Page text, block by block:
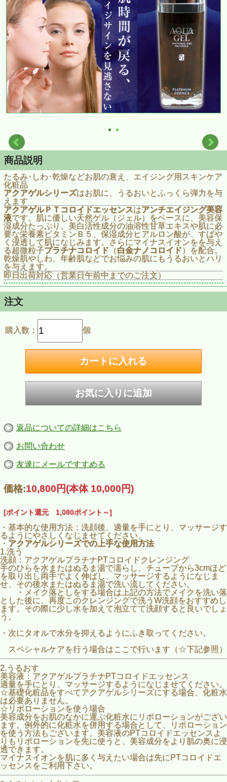
商品説明
たるみ･しわ･乾燥などお肌の衰え、エイジング用スキンケア
化粧品
アクアゲルシリーズはお肌に、うるおいとふっくら弾力を与
えます
アクアゲルＰＴコロイドエッセンスはアンチエイジング美容
液です。肌に優しい天然ゲル（ジェル）をベースに、美容保
湿成分たっぷり。美白活性成分の油溶性甘草エキスや肌に必
要な栄養素ビタミンＢ５、保湿成分ヒアルロン酸が、すばや
く浸透して肌になじみます。さらにマイナスイオンをを与え
る超微粒子プラチナコロイド （白金ナノコロイド）を配合。
乾燥肌やしわ、年齢肌などでお悩みの肌にもうるおいとハリ
を与えます。
即日出荷対応（営業日午前中までのご注文）
注文
購入数： 個
返品についての詳細はこちら
お問い合わせ
友達にメールですすめる
価格:10,800円(本体 10,000円)
[ポイント還元 1,080ポイント～]
・基本的な使用方法：洗顔後、適量を手にとり、マッサージす
るようにやさしくなじませてください。
・ アクアゲルシリーズでの上手な使用方法
1.洗う
洗顔：アクアゲルプラチナPTコロイドクレンジング
手のひらを水またはぬるま湯で濡らし、チューブから3cmほど
を取り出し両手でよく伸ばし、マッサージするようになじま
せ、その後水またはぬるま湯で洗い流してください。
・メイク落としをする場合は上記の方法でメイクを洗い落
とした後に、再度このクレンジングで洗うW洗顔をおすすめし
ます。その際に少し水を加えて泡立てて洗顔すると良いでしょ
う。
・次にタオルで水分を抑えるようにふき取ってください。
スペシャルケアを行う場合はここで行います（☆下記参照）
2.うるおす
美容液：アクアゲルプラチナPTコロイドエッセンス
適量を手にとり、マッサージするようになじませてください。
☆基礎化粧品をすべてアクアゲルシリーズにする場合、化粧水
は必要ありません。
☆リポローションを使う場合
美容成分をお肌のなかに運ぶ化粧水にリポローションがござい
ます。例外的に化粧水を併用する場合として、リポローション
を使う方法もございます。美容液のPTコロイドエッセンスよ
りもリポローションを先に使うと、美容成分をより肌の奥に浸
透できます。
マイナスイオンを肌に多く与えたい場合は先にPTコロイドエ
ッセンスをご利用下さい。